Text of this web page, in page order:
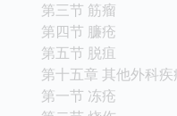
第三节 筋瘤
第四节 臁疮
第五节 脱疽
第十五章 其他外科疾
第一节 冻疮